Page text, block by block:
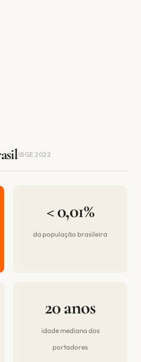
IBGE 2022
< 0,01%
da população brasileira
20 anos
idade mediana dos
portadores